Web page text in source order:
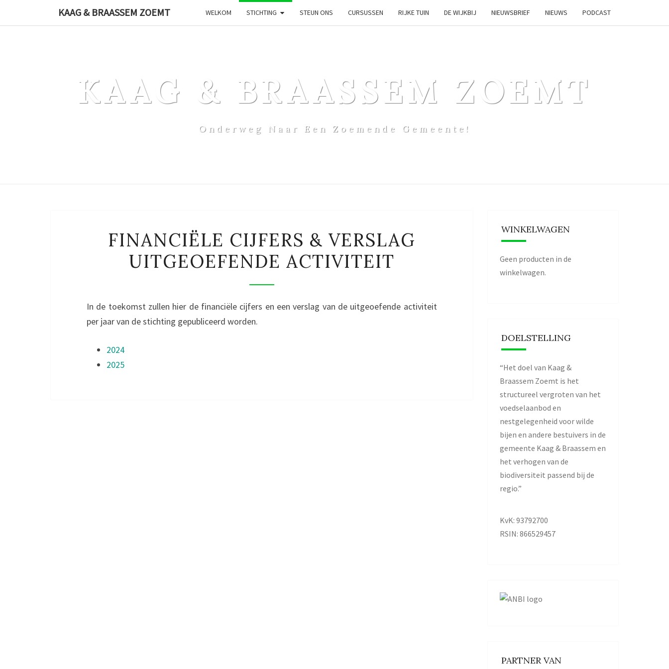
KAAG & BRAASSEM ZOEMT WELKOM STICHTING STEUN ONS CURSUSSEN RIJKE TUIN DE WIJKBIJ NIEUWSBRIEF NIEUWS PODCAST
KAAG & BRAASSEM ZOEMT
Onderweg Naar Een Zoemende Gemeente!
CIJFERS
&
VERSLAG
UITGEOEFENDE
ACTIVITEIT
FINANCIËLE CIJFERS & VERSLAG
UITGEOEFENDE ACTIVITEIT
In de toekomst zullen hier de financiële cijfers en een verslag van de uitgeoefende activiteit
per jaar van de stichting gepubliceerd worden.
2024
2025
WINKELWAGEN
Geen producten in de
winkelwagen.
DOELSTELLING
“Het doel van Kaag &
Braassem Zoemt is het
structureel vergroten van het
voedselaanbod en
nestgelegenheid voor wilde
bijen en andere bestuivers in de
gemeente Kaag & Braassem en
het verhogen van de
biodiversiteit passend bij de
regio.”
KvK: 93792700
RSIN: 866529457
PARTNER VAN